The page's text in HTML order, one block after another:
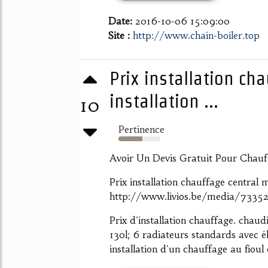
Date: 2016-10-06 15:09:00
Site : http://www.chain-boiler.top
10
Prix installation
installation ...
Pertinence
57%
Avoir Un Devis Gratuit Pour
Prix installation chauffage central
http://www.livios.be/media/
Prix d'installation chauffage.
130l; 6 radiateurs standards avec
installation d'un chauffage au fioul